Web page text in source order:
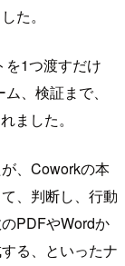
た。
を1つ渡すだけ
、検証まで、
ました。
、Coworkの本
、判断し、行動
PDFやWordか
る、といったナ